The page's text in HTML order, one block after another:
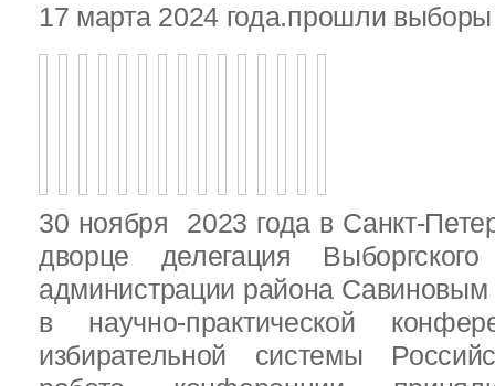
17 марта 2024 года.прошли
30 ноября 2023 года в Санкт-
дворце делегация
администрации района Савиновым
в научно-практической
избирательной системы